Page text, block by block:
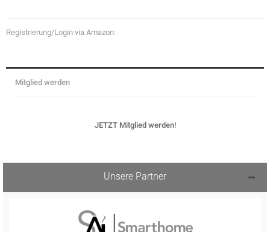
Registrierung/Login via Amazon:
Mitglied werden
JETZT Mitglied werden!
Unsere Partner